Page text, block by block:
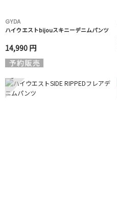
GYDA
ハイウエストbijouスキニーデニムパンツ
14,990 円
9